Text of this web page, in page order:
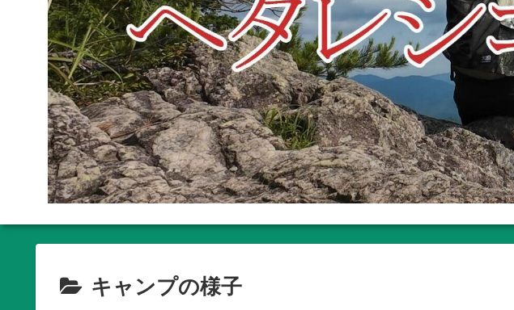
キャンプの様子